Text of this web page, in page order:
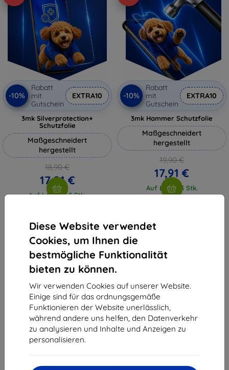
Diese Website verwendet
Cookies, um Ihnen die
bestmögliche Funktionalität
bieten zu können.
Wir verwenden Cookies auf unserer Website.
Einige sind für das ordnungsgemäße
Funktionieren der Website unerlässlich,
während andere uns helfen, den Datenverkehr
zu analysieren und Inhalte und Anzeigen zu
personalisieren.
-10%
Rabatt
mit
Gutschein
EXTRA10
3mk Silverprotection+
Schutzfolie
Maßgeschneidert
hergestellt
18,90 €
17,01 €
Auf Lager > 5 Stk.
-10%
Rabatt
mit
Gutschein
EXTRA10
3mk Hammer Schutzfolie
Maßgeschneidert
hergestellt
19,90 €
17,91 €
Auf Lager 3 Stk.
vom ganzen
Shield-Sk s.r.o.